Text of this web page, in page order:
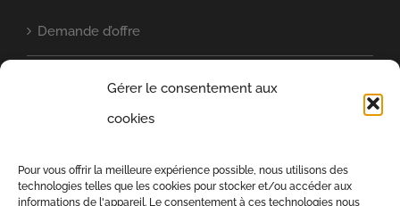
Gérer le consentement aux
cookies
Pour vous offrir la meilleure expérience possible, nous utilisons des
technologies telles que les cookies pour stocker et/ou accéder aux
informations de l'appareil. Le consentement à ces technologies nous
Demande d’offre
Quartier général
Politique en matière de cookies (UE)